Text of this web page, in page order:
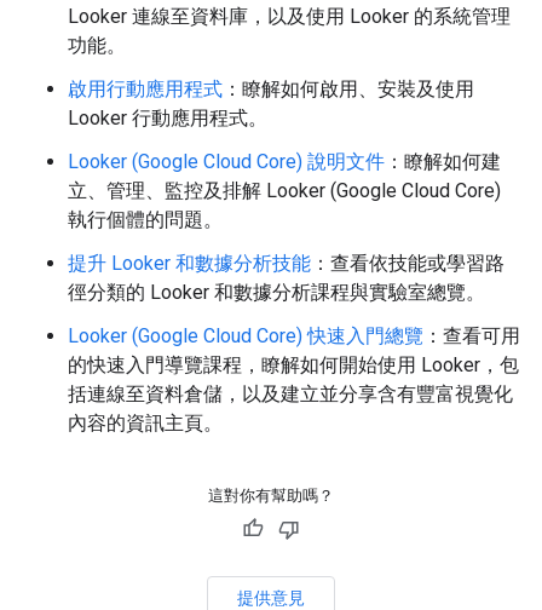
Looker 連線至資料庫，以及使用 Looker 的系統管理
功能。
啟用行動應用程式 ：瞭解如何啟用、安裝及使用
Looker 行動應用程式。
Looker (Google Cloud Core) 說明文件 ：瞭解如何建
立、管理、監控及排解 Looker (Google Cloud Core)
執行個體的問題。
提升 Looker 和數據分析技能 ：查看依技能或學習路
徑分類的 Looker 和數據分析課程與實驗室總覽。
Looker (Google Cloud Core) 快速入門總覽 ：查看可用
的快速入門導覽課程，瞭解如何開始使用 Looker，包
括連線至資料倉儲，以及建立並分享含有豐富視覺化
內容的資訊主頁。
這對你有幫助嗎？
提供意見